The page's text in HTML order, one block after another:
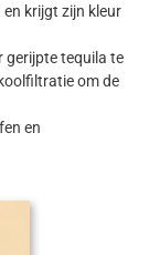
krijgt zijn kleur
tequila te
om de
en